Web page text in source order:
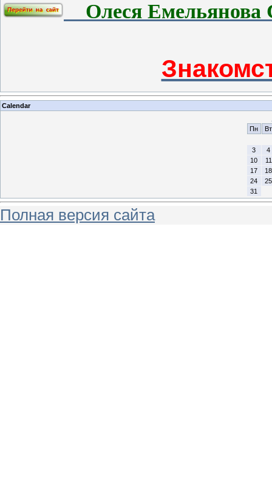
Олеся Емельянова
Calendar
Пн
Вт
3
4
10
11
17
18
24
25
31
Полная версия сайта